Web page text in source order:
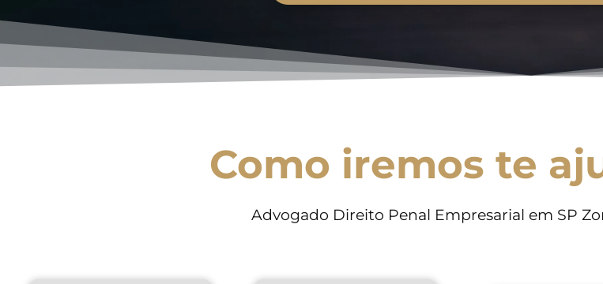
Como iremos te
Advogado Direito Penal Empresarial em SP